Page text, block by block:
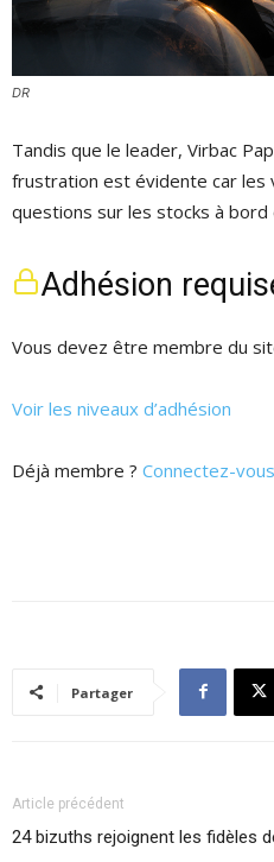
DR
Tandis que le leader, Virbac
frustration est évidente car les
questions sur les stocks à
Adhésion
Vous devez être membre du
Voir les niveaux d’adhésion
Déjà membre ? Connectez-
Partager
Article précédent
24 bizuths rejoignent les fidèles